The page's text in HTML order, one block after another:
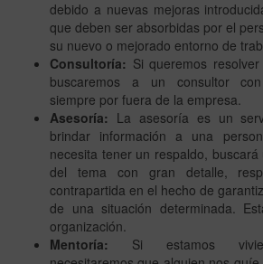
debido a nuevas mejoras
que deben ser absorbidas por el
su nuevo o mejorado entorno de
Consultoría: Si queremos
buscaremos a un consultor
siempre por fuera de la empresa.
Asesoría: La asesoría es un
brindar información a una
necesita tener un respaldo,
del tema con gran detalle,
contrapartida en el hecho de
de una situación determinada.
organización.
Mentoría: Si estamos